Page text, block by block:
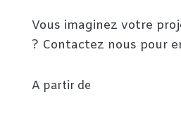
Vous imaginez votre
? Contactez nous pour
A partir de